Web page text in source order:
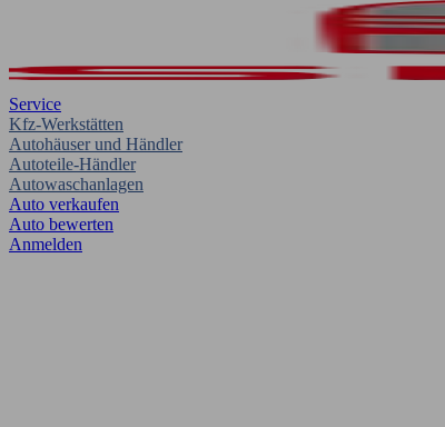
Service
Kfz-Werkstätten
Autohäuser und Händler
Autoteile-Händler
Autowaschanlagen
Auto verkaufen
Auto bewerten
Anmelden